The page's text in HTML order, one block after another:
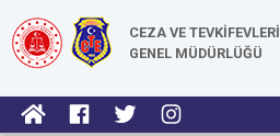
CEZA VE TEVKİFEVLERİ
GENEL MÜDÜRLÜĞÜ